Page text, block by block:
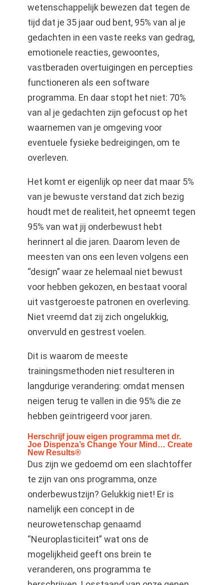
wetenschappelijk bewezen dat tegen de
tijd dat je 35 jaar oud bent, 95% van al je
gedachten in een vaste reeks van gedrag,
emotionele reacties, gewoontes,
vastberaden overtuigingen en percepties
functioneren als een software
programma. En daar stopt het niet: 70%
van al je gedachten zijn gefocust op het
waarnemen van je omgeving voor
eventuele fysieke bedreigingen, om te
overleven.
Het komt er eigenlijk op neer dat maar 5%
van je bewuste verstand dat zich bezig
houdt met de realiteit, het opneemt tegen
95% van wat jij onderbewust hebt
herinnert al die jaren. Daarom leven de
meesten van ons een leven volgens een
“design” waar ze helemaal niet bewust
voor hebben gekozen, en bestaat vooral
uit vastgeroeste patronen en overleving.
Niet vreemd dat zij zich ongelukkig,
onvervuld en gestrest voelen.
Dit is waarom de meeste
trainingsmethoden niet resulteren in
langdurige verandering: omdat mensen
neigen terug te vallen in die 95% die ze
hebben geïntrigeerd voor jaren.
Herschrijf jouw eigen programma met dr.
Joe Dispenza’s Change Your Mind… Create
New Results®
Dus zijn we gedoemd om een slachtoffer
te zijn van ons programma, onze
onderbewustzijn? Gelukkig niet! Er is
namelijk een concept in de
neurowetenschap genaamd
“Neuroplasticiteit” wat ons de
mogelijkheid geeft ons brein te
veranderen, ons programma te